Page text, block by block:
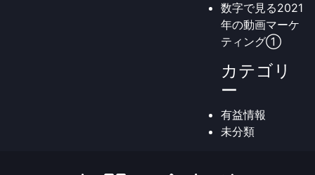
数字で見る2021
年の動画マーケ
ティング①
カテゴリ
ー
有益情報
未分類